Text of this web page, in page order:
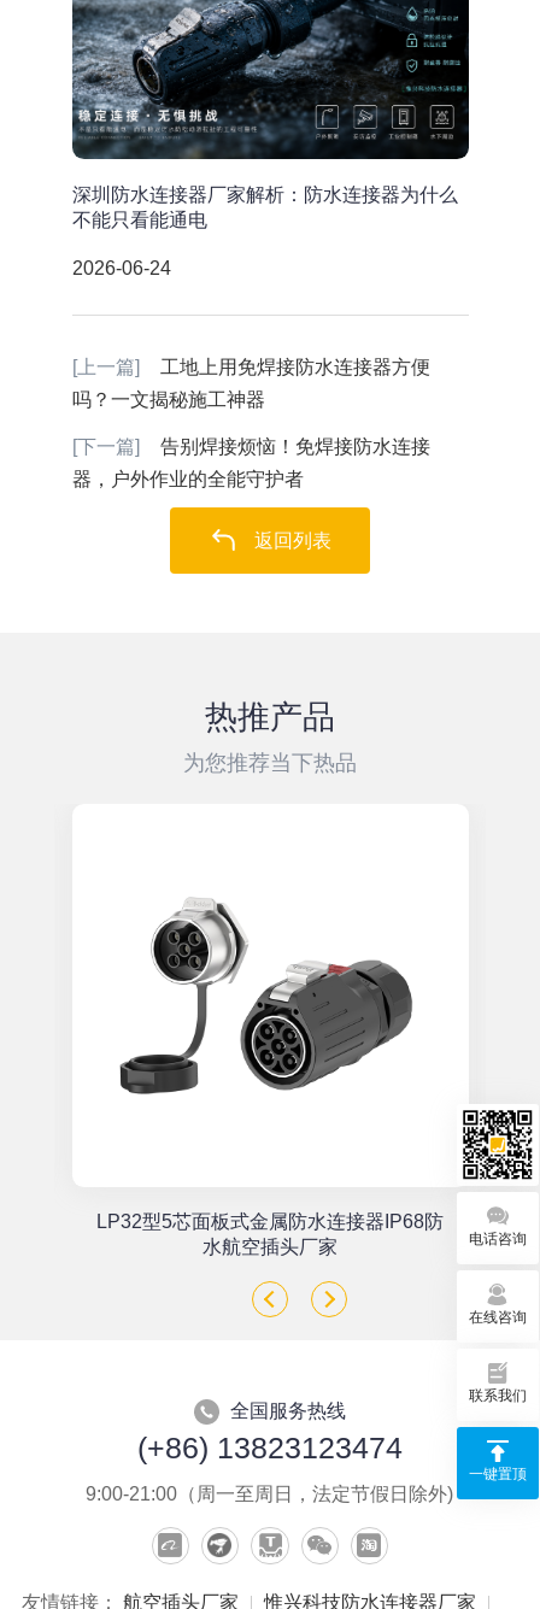
深圳防水连接器厂家解析：防水连接器为什么
不能只看能通电
2026-06-24
[上一篇]
工地上用免焊接防水连接器方便
吗？一文揭秘施工神器
[下一篇]
告别焊接烦恼！免焊接防水连接
器，户外作业的全能守护者
返回列表
热推产品
为您推荐当下热品
LP32型5芯面板式金属防水连接器IP68防
水航空插头厂家
全国服务热线
(+86) 13823123474
9:00-21:00（周一至周日，法定节假日除外)
友情链接： 航空插头厂家 惟兴科技防水连接器厂家
电话咨询
在线咨询
联系我们
一键置顶